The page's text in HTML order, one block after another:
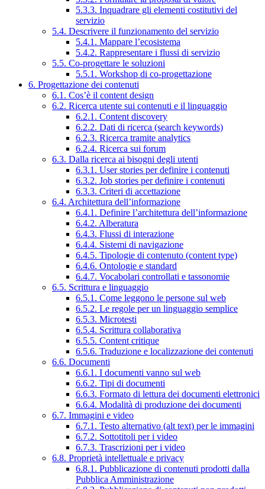
5.3.3. Inquadrare gli elementi costitutivi del
servizio
5.4. Descrivere il funzionamento del servizio
5.4.1. Mappare l’ecosistema
5.4.2. Rappresentare i flussi di servizio
5.5. Co-progettare le soluzioni
5.5.1. Workshop di co-progettazione
6. Progettazione dei contenuti
6.1. Cos’è il content design
6.2. Ricerca utente sui contenuti e il linguaggio
6.2.1. Content discovery
6.2.2. Dati di ricerca (search keywords)
6.2.3. Ricerca tramite analytics
6.2.4. Ricerca sui forum
6.3. Dalla ricerca ai bisogni degli utenti
6.3.1. User stories per definire i contenuti
6.3.2. Job stories per definire i contenuti
6.3.3. Criteri di accettazione
6.4. Architettura dell’informazione
6.4.1. Definire l’architettura dell’informazione
6.4.2. Alberatura
6.4.3. Flussi di interazione
6.4.4. Sistemi di navigazione
6.4.5. Tipologie di contenuto (content type)
6.4.6. Ontologie e standard
6.4.7. Vocabolari controllati e tassonomie
6.5. Scrittura e linguaggio
6.5.1. Come leggono le persone sul web
6.5.2. Le regole per un linguaggio semplice
6.5.3. Microtesti
6.5.4. Scrittura collaborativa
6.5.5. Content critique
6.5.6. Traduzione e localizzazione dei contenuti
6.6. Documenti
6.6.1. I documenti vanno sul web
6.6.2. Tipi di documenti
6.6.3. Formato di lettura dei documenti elettronici
6.6.4. Modalità di produzione dei documenti
6.7. Immagini e video
6.7.1. Testo alternativo (alt text) per le immagini
6.7.2. Sottotitoli per i video
6.7.3. Trascrizioni per i video
6.8. Proprietà intellettuale e privacy
6.8.1. Pubblicazione di contenuti prodotti dalla
Pubblica Amministrazione